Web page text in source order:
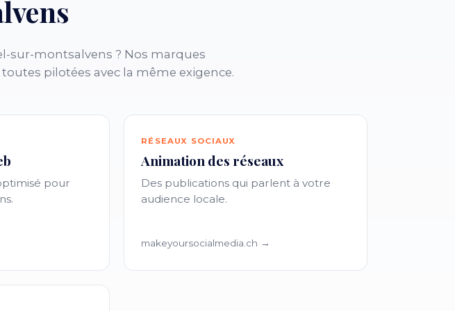
sur-montsalvens ? Nos marques
pilotées avec la même exigence.
pour
RÉSEAUX SOCIAUX
Animation des réseaux
Des publications qui parlent à votre
audience locale.
makeyoursocialmedia.ch →